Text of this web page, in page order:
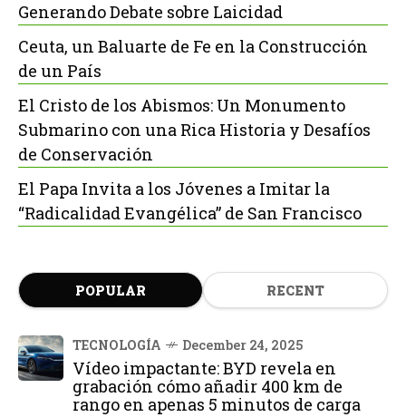
Generando Debate sobre Laicidad
Ceuta, un Baluarte de Fe en la Construcción
de un País
El Cristo de los Abismos: Un Monumento
Submarino con una Rica Historia y Desafíos
de Conservación
El Papa Invita a los Jóvenes a Imitar la
“Radicalidad Evangélica” de San Francisco
POPULAR RECENT
TECNOLOGÍA December 24, 2025
Vídeo impactante: BYD revela en
grabación cómo añadir 400 km de
rango en apenas 5 minutos de carga